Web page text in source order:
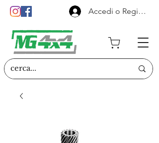
Accedi o Registrati